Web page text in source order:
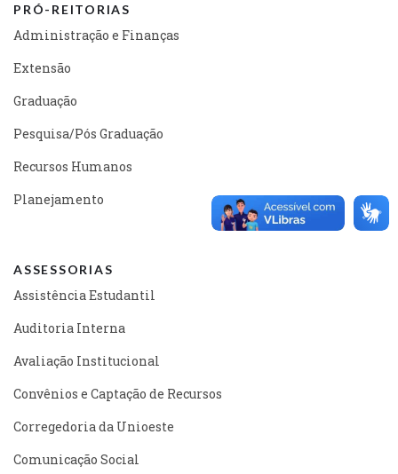
PRÓ-REITORIAS
Administração e Finanças
Extensão
Graduação
Pesquisa/Pós Graduação
Recursos Humanos
Planejamento
ASSESSORIAS
Assistência Estudantil
Auditoria Interna
Avaliação Institucional
Convênios e Captação de Recursos
Corregedoria da Unioeste
Comunicação Social